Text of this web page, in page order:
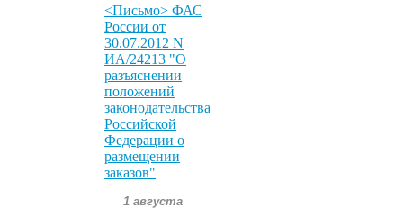
<Письмо> ФАС
России от
30.07.2012 N
ИА/24213 "О
разъяснении
положений
законодательства
Российской
Федерации о
размещении
заказов"
1 августа